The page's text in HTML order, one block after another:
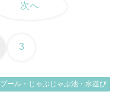
次へ
3
プール・じゃぶじゃぶ池・水遊び